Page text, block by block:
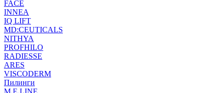
FACE
INNEA
IQ LIFT
MD:CEUTICALS
NITHYA
PROFHILO
RADIESSE
ARES
VISCODERM
Пилинги
M.E.LINE